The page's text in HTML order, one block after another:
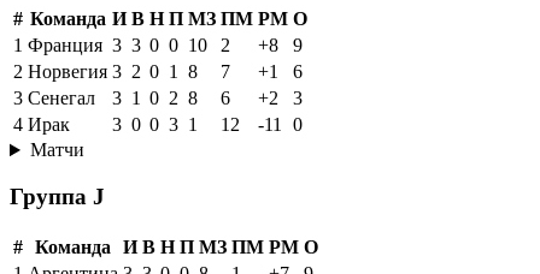
# Команда И В Н П МЗ ПМ РМ О
1 Франция 3 3 0 0 10 2 +8
9
2 Норвегия 3 2 0 1 8 7 +1
6
3 Сенегал 3 1 0 2 8 6 +2
3
4 Ирак 3 0 0 3 1 12 -11
0
Матчи
Группа J
# Команда И В Н П МЗ ПМ РМ О